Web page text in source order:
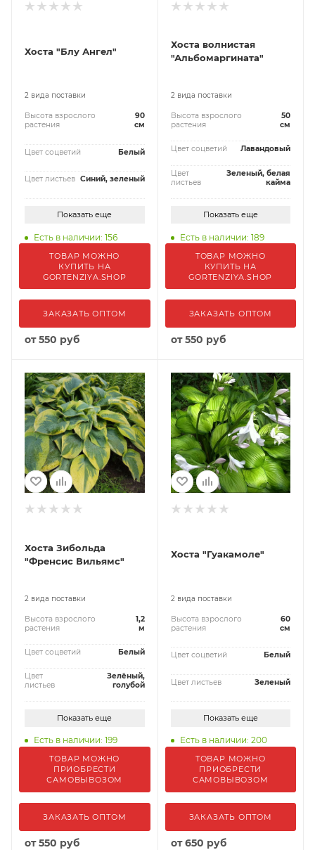
Хоста "Блу Ангел"
2 вида поставки
Высота взрослого
растения
90
см
Цвет соцветий Белый
Цвет листьев Синий, зеленый
Показать еще
Есть в наличии: 156
ТОВАР МОЖНО
КУПИТЬ НА
GORTENZIYA.SHOP
ЗАКАЗАТЬ ОПТОМ
от550 руб
Хоста волнистая
"Альбомаргината"
2 вида поставки
Высота взрослого
растения
50
см
Цвет соцветий Лавандовый
Цвет
листьев
Зеленый, белая
кайма
Показать еще
Есть в наличии: 189
ТОВАР МОЖНО
КУПИТЬ НА
GORTENZIYA.SHOP
ЗАКАЗАТЬ ОПТОМ
от550 руб
Хоста Зибольда
"Френсис Вильямс"
2 вида поставки
Высота взрослого
растения
1,2
м
Цвет соцветий Белый
Цвет
листьев
Зелёный,
голубой
Показать еще
Есть в наличии: 199
ТОВАР МОЖНО
ПРИОБРЕСТИ
САМОВЫВОЗОМ
ЗАКАЗАТЬ ОПТОМ
от550 руб
Хоста "Гуакамоле"
2 вида поставки
Высота взрослого
растения
60
см
Цвет соцветий Белый
Цвет листьев Зеленый
Показать еще
Есть в наличии: 200
ТОВАР МОЖНО
ПРИОБРЕСТИ
САМОВЫВОЗОМ
ЗАКАЗАТЬ ОПТОМ
от650 руб